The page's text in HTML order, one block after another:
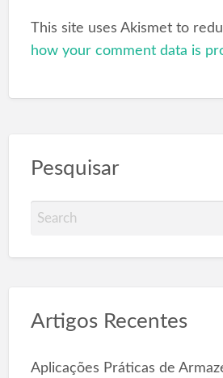
This site uses Akismet to
how your comment data is
Pesquisar
a
h
o
Artigos Recentes
Aplicações Práticas de